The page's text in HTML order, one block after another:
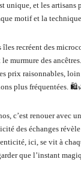
unique, et les artisans
motif et la
îles recréent des
murmure des
prix raisonnables,
plus fréquentées.
c’est renouer avec
des échanges
ici, se vit à
que l’instant